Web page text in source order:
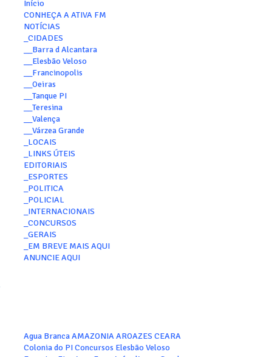
Início
CONHEÇA A ATIVA FM
NOTÍCIAS
_CIDADES
__Barra d Alcantara
__Elesbão Veloso
__Francinopolis
__Oeiras
__Tanque PI
__Teresina
__Valença
__Várzea Grande
_LOCAIS
_LINKS ÚTEIS
EDITORIAIS
_ESPORTES
_POLITICA
_POLICIAL
_INTERNACIONAIS
_CONCURSOS
_GERAIS
_EM BREVE MAIS AQUI
ANUNCIE AQUI
Agua Branca AMAZONIA AROAZES CEARA
Colonia do PI Concursos Elesbão Veloso